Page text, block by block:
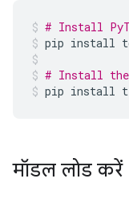
# Install
pip install
# Install
pip install
मॉडल लोड करें